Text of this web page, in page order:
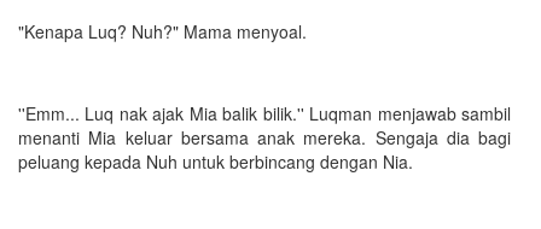
"Kenapa Luq? Nuh?" Mama menyoal.
''Emm... Luq nak ajak Mia balik bilik.'' Luqman menjawab sambil
menanti Mia keluar bersama anak mereka. Sengaja dia bagi
peluang kepada Nuh untuk berbincang dengan Nia.